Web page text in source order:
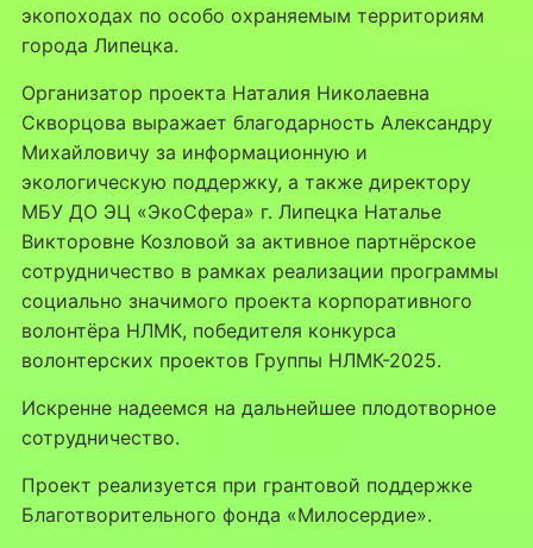
экопоходах по особо охраняемым территориям
города Липецка.
Организатор проекта Наталия Николаевна
Скворцова выражает благодарность Александру
Михайловичу за информационную и
экологическую поддержку, а также директору
МБУ ДО ЭЦ «ЭкоСфера» г. Липецка Наталье
Викторовне Козловой за активное партнёрское
сотрудничество в рамках реализации программы
социально значимого проекта корпоративного
волонтёра НЛМК, победителя конкурса
волонтерских проектов Группы НЛМК-2025.
Искренне надеемся на дальнейшее плодотворное
сотрудничество.
Проект реализуется при грантовой поддержке
Благотворительного фонда «Милосердие».